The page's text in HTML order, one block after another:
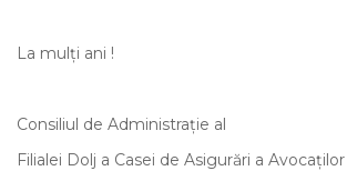
La mulți ani !
Consiliul de Administrație al
Filialei Dolj a Casei de Asigurări a Avocaților